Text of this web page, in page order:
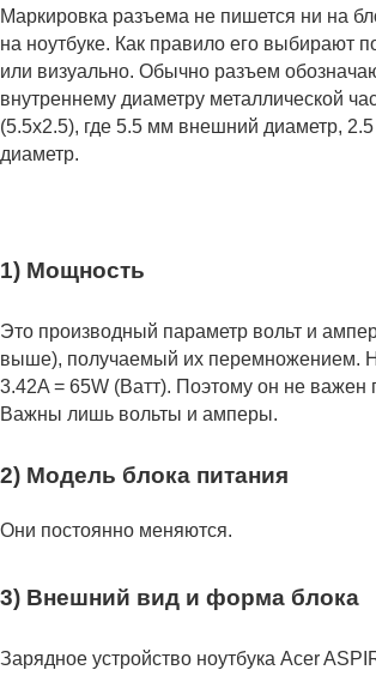
Маркировка разъема не пишется ни на
на ноутбуке. Как правило его выбирают
или визуально. Обычно разъем
внутреннему диаметру металлической
(5.5x2.5), где 5.5 мм внешний диаметр,
диаметр.
1) Мощность
Это производный параметр вольт и
выше), получаемый их перемножением.
3.42A = 65W (Ватт). Поэтому он не важен
Важны лишь вольты и амперы.
2) Модель блока питания
Они постоянно меняются.
3) Внешний вид и форма блока
Зарядное устройство ноутбука Acer